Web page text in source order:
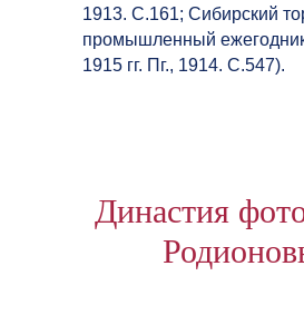
1913. С.161; Сибирский
промышленный
1915 гг. Пг., 1914. С.547).
Династия